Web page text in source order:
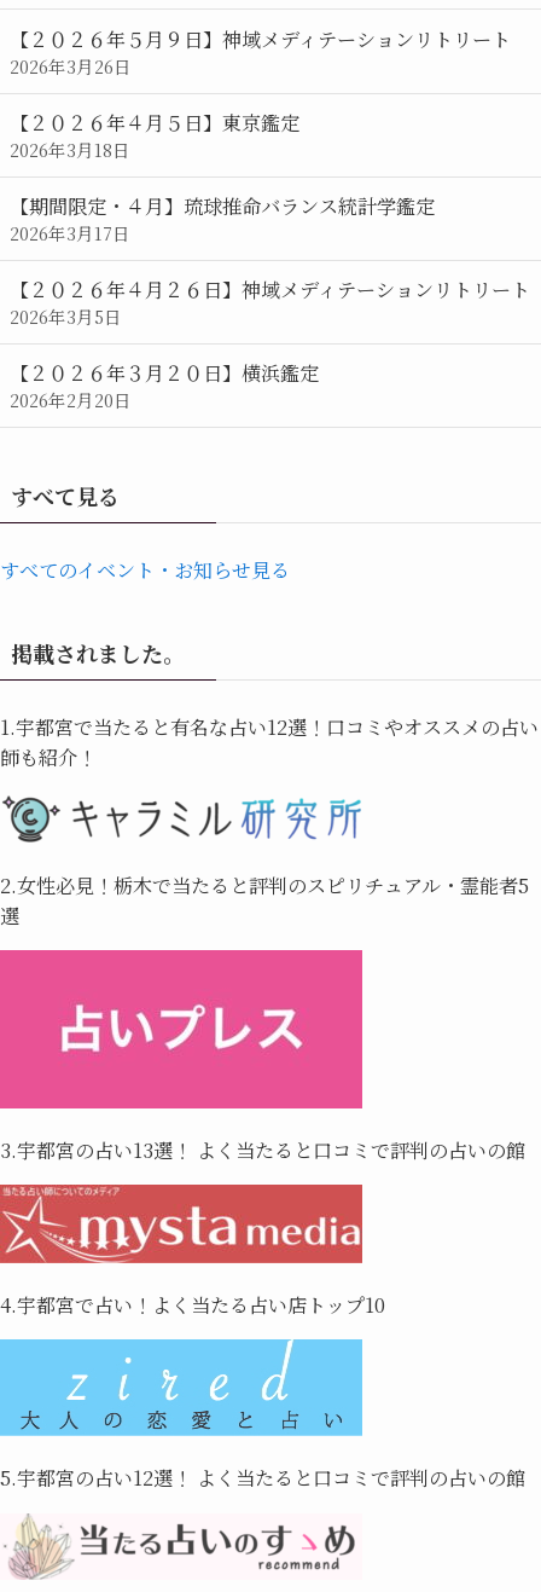
【２０２６年５月９日】神域メディテーションリトリート
2026年3月26日
【２０２６年４月５日】東京鑑定
2026年3月18日
【期間限定・４月】琉球推命バランス統計学鑑定
2026年3月17日
【２０２６年４月２６日】神域メディテーションリトリート
2026年3月5日
【２０２６年３月２０日】横浜鑑定
2026年2月20日
すべて見る
すべてのイベント・お知らせ見る
掲載されました。
1.宇都宮で当たると有名な占い12選！口コミやオススメの占い
師も紹介！
2.女性必見！栃木で当たると評判のスピリチュアル・霊能者5
選
3.宇都宮の占い13選！ よく当たると口コミで評判の占いの館
4.宇都宮で占い！よく当たる占い店トップ10
5.宇都宮の占い12選！ よく当たると口コミで評判の占いの館